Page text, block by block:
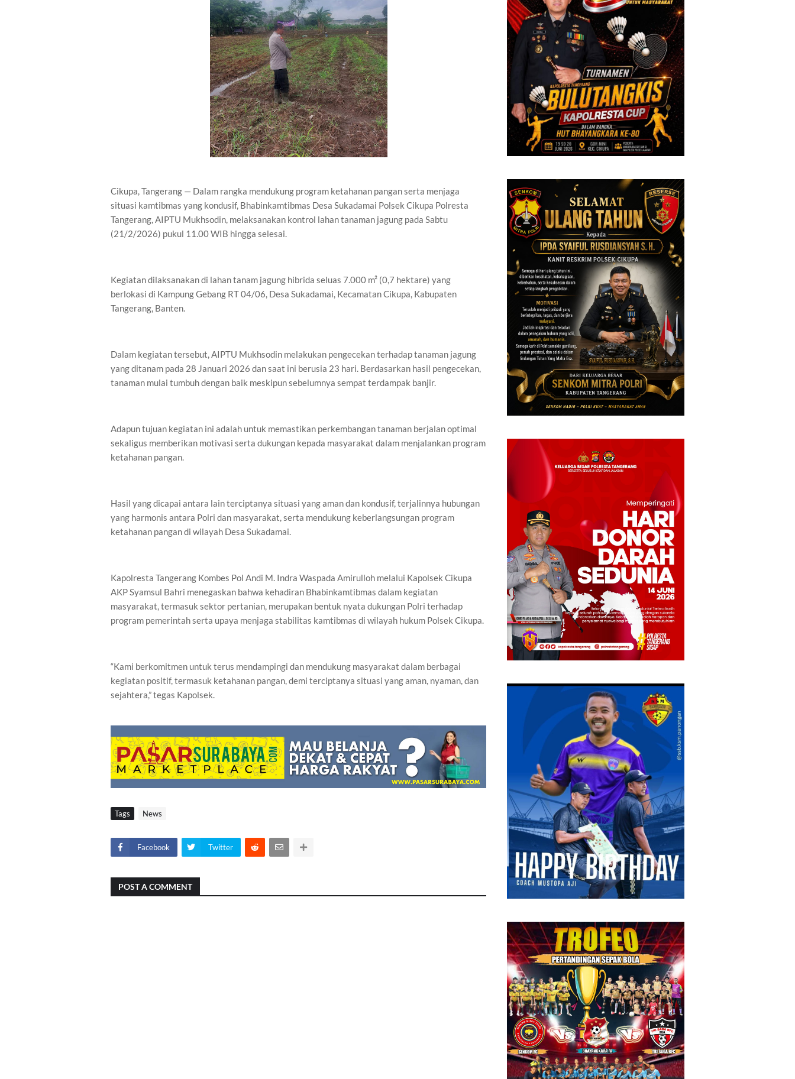
Cikupa, Tangerang — Dalam rangka mendukung program ketahanan pangan serta menjaga
situasi kamtibmas yang kondusif, Bhabinkamtibmas Desa Sukadamai Polsek Cikupa Polresta
Tangerang, AIPTU Mukhsodin, melaksanakan kontrol lahan tanaman jagung pada Sabtu
(21/2/2026) pukul 11.00 WIB hingga selesai.
Kegiatan dilaksanakan di lahan tanam jagung hibrida seluas 7.000 m² (0,7 hektare) yang
berlokasi di Kampung Gebang RT 04/06, Desa Sukadamai, Kecamatan Cikupa, Kabupaten
Tangerang, Banten.
Dalam kegiatan tersebut, AIPTU Mukhsodin melakukan pengecekan terhadap tanaman jagung
yang ditanam pada 28 Januari 2026 dan saat ini berusia 23 hari. Berdasarkan hasil pengecekan,
tanaman mulai tumbuh dengan baik meskipun sebelumnya sempat terdampak banjir.
Adapun tujuan kegiatan ini adalah untuk memastikan perkembangan tanaman berjalan optimal
sekaligus memberikan motivasi serta dukungan kepada masyarakat dalam menjalankan program
ketahanan pangan.
Hasil yang dicapai antara lain terciptanya situasi yang aman dan kondusif, terjalinnya hubungan
yang harmonis antara Polri dan masyarakat, serta mendukung keberlangsungan program
ketahanan pangan di wilayah Desa Sukadamai.
Kapolresta Tangerang Kombes Pol Andi M. Indra Waspada Amirulloh melalui Kapolsek Cikupa
AKP Syamsul Bahri menegaskan bahwa kehadiran Bhabinkamtibmas dalam kegiatan
masyarakat, termasuk sektor pertanian, merupakan bentuk nyata dukungan Polri terhadap
program pemerintah serta upaya menjaga stabilitas kamtibmas di wilayah hukum Polsek Cikupa.
“Kami berkomitmen untuk terus mendampingi dan mendukung masyarakat dalam berbagai
kegiatan positif, termasuk ketahanan pangan, demi terciptanya situasi yang aman, nyaman, dan
sejahtera,” tegas Kapolsek.
Tags News
Facebook Twitter
POST A COMMENT